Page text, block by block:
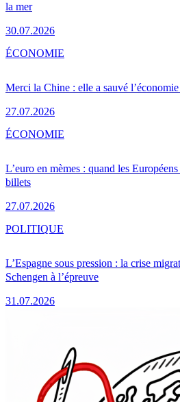
la mer
30.07.2026
Merci la Chine : elle a sauvé
27.07.2026
ÉCONOMIE
L’euro en mèmes : quand les
billets
27.07.2026
ÉCONOMIE
L’Espagne sous pression : la crise
Schengen à l’épreuve
31.07.2026
POLITIQUE